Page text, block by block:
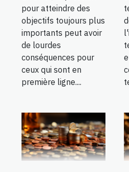
pour atteindre des
objectifs toujours plus
importants peut avoir
de lourdes
conséquences pour
ceux qui sont en
première ligne....